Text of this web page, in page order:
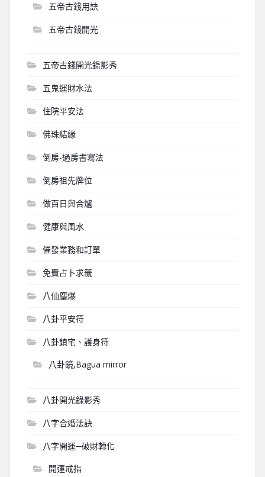
五帝古錢用訣
五帝古錢開光
五帝古錢開光錄影秀
五鬼運財水法
住院平安法
佛珠結緣
倒房-過房書寫法
倒房祖先牌位
做百日與合爐
健康與風水
催發業務和訂單
免費占卜求籤
八仙塵爆
八卦平安符
八卦鎮宅、護身符
八卦鏡,Bagua mirror
八卦開光錄影秀
八字合婚法訣
八字開運─破財轉化
開運戒指